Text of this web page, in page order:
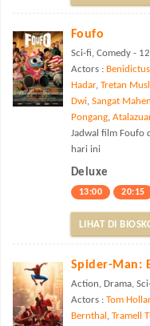
Foufo
Sci-fi, Comedy -
Actors :
Hadar, Tretan
Dwi, Sangat
Pongang,
Jadwal film Foufo
hari ini
Deluxe
13:00 20:15
LIHAT DI
Spider-Man:
Action, Drama,
Actors : Tom
Bernthal , Tramell